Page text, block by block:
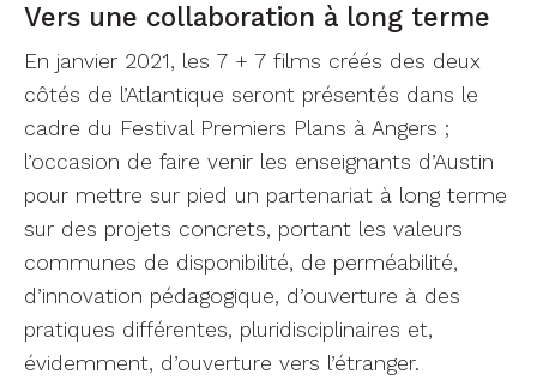
Vers une collaboration à long terme
En janvier 2021, les 7 + 7 films créés des deux
côtés de l’Atlantique seront présentés dans le
cadre du Festival Premiers Plans à Angers ;
l’occasion de faire venir les enseignants d’Austin
pour mettre sur pied un partenariat à long terme
sur des projets concrets, portant les valeurs
communes de disponibilité, de perméabilité,
d’innovation pédagogique, d’ouverture à des
pratiques différentes, pluridisciplinaires et,
évidemment, d’ouverture vers l’étranger.